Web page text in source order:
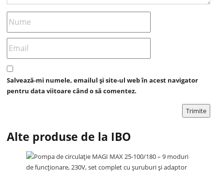
Salvează-mi numele, emailul și site-ul web în acest navigator
pentru data viitoare când o să comentez.
Alte produse de la IBO